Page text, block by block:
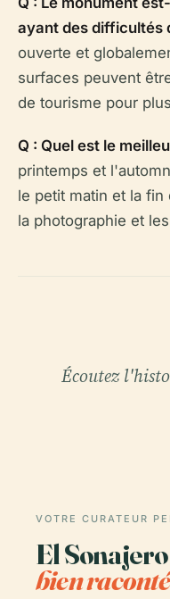
ayant des difficultés
ouverte et
surfaces peuvent
de tourisme pour
Q : Quel est le
printemps et
le petit matin et la
la photographie et
Écoutez
VOTRE CURATEUR
El
bien